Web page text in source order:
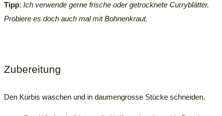
Tipp: Ich verwende gerne frische oder getrocknete Curryblätter.
Probiere es doch auch mal mit Bohnenkraut.
Zubereitung
Den Kürbis waschen und in daumengrosse Stücke schneiden.